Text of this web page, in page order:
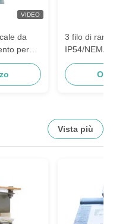
VIDEO
da
per
3 filo di
IP54/NEMA
Vista più